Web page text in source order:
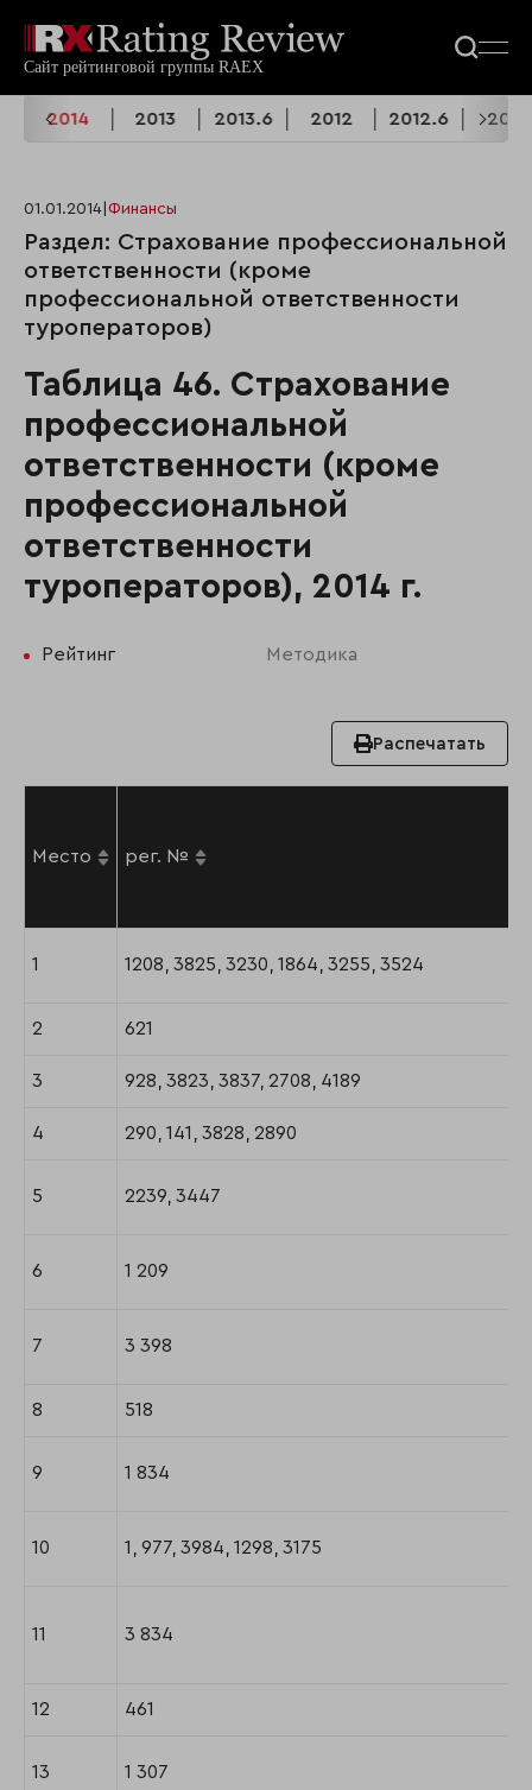
2014 2013 2013.6 2012 2012.6 2011
01.01.2014 Финансы
Раздел: Страхование профессиональной
ответственности (кроме
профессиональной ответственности
туроператоров)
Таблица 46. Страхование
профессиональной
ответственности (кроме
профессиональной
ответственности
туроператоров), 2014 г.
Рейтинг Методика
Распечатать
Место рег. №
1 1208, 3825, 3230, 1864, 3255, 3524
2 621
3 928, 3823, 3837, 2708, 4189
4 290, 141, 3828, 2890
5 2239, 3447
6 1 209
7 3 398
8 518
9 1 834
10 1, 977, 3984, 1298, 3175
11 3 834
12 461
13 1 307